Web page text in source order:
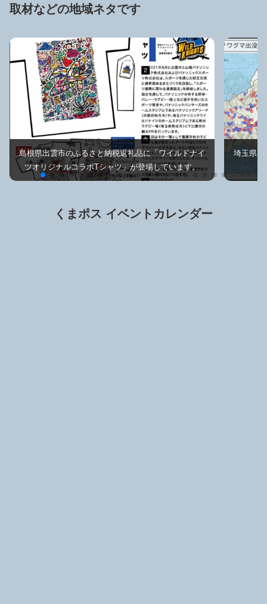
取材などの地域ネタです
島根県出雲市のふるさと納税返礼品に「ワイルドナイ
ツオリジナルコラボTシャツ」が登場しています。
埼玉県で
くまポス イベントカレンダー